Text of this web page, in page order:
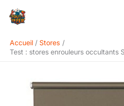
Accueil
Stores
Test : stores enrouleurs occultants